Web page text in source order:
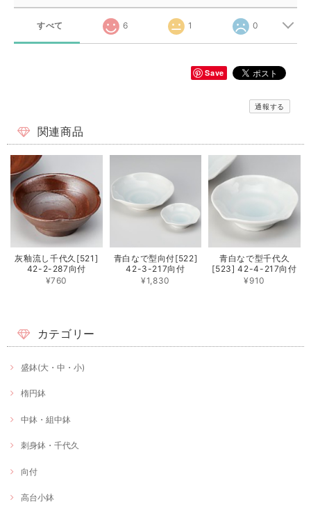
すべて 6 1 0
Save
通報する
関連商品
灰釉流し千代久[521]
42-2-287向付
¥760
青白なで型向付[522]
42-3-217向付
¥1,830
青白なで型千代久
[523] 42-4-217向付
¥910
カテゴリー
盛鉢(大・中・小)
楕円鉢
中鉢・組中鉢
刺身鉢・千代久
向付
高台小鉢